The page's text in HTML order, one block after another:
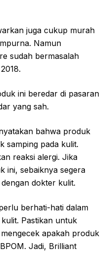
juga cukup murah
Namun
sudah bermasalah
ini beredar di pasaran
yang sah.
bahwa produk
samping pada kulit.
reaksi alergi. Jika
ini, sebaiknya segera
dokter kulit.
berhati-hati dalam
Pastikan untuk
apakah produk
Jadi, Brilliant